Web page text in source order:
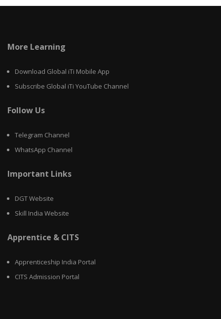
More Learning
Download Global iTi Mobile App
Subscribe Global iTi YouTube Channel
Follow Us
Telegram Channel
WhatsApp Channel
Important Links
DGT Website
Skill India Website
Apprentice & CITS
Apprenticeship India Portal
CITS Admission Portal